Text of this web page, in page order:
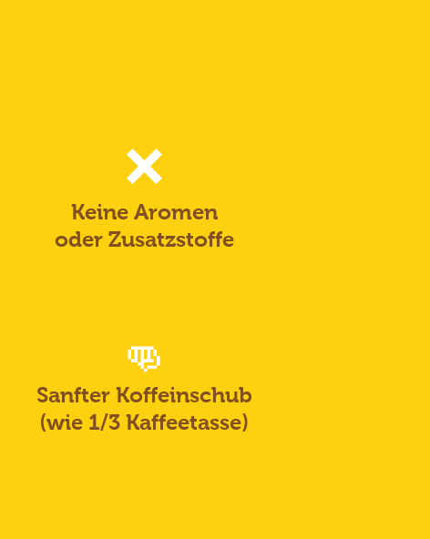
Keine Aromen
oder Zusatzstoffe
❌
Sanfter Koffeinschub
(wie 1/3 Kaffeetasse)
👊